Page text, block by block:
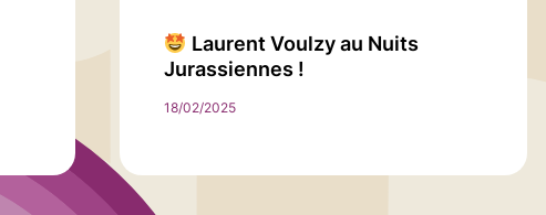
Laurent Voulzy au Nuits
Jurassiennes !
18/02/2025